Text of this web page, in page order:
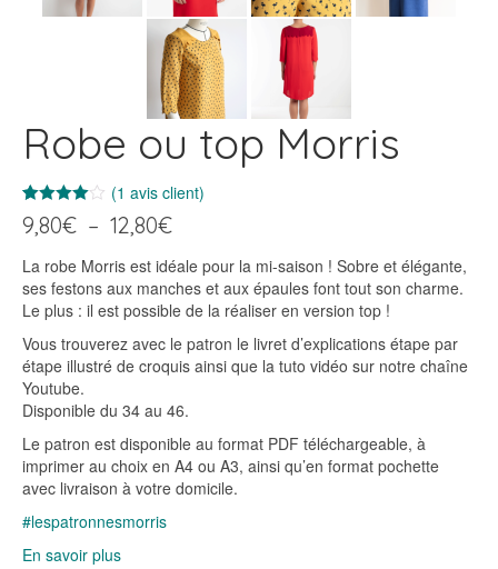
Robe ou top Morris
Noté4.00
sur 5
sur
1
client
(1 avis client)
9,80€ – 12,80€Plage
prix :
9,80€
à
12,80€
La robe Morris est idéale pour la mi-saison ! Sobre et élégante,
ses festons aux manches et aux épaules font tout son charme.
Le plus : il est possible de la réaliser en version top !
Vous trouverez avec le patron le livret d’explications étape par
étape illustré de croquis ainsi que la tuto vidéo sur notre chaîne
Youtube.
Disponible du 34 au 46.
Le patron est disponible au format PDF téléchargeable, à
imprimer au choix en A4 ou A3, ainsi qu’en format pochette
avec livraison à votre domicile.
#lespatronnesmorris
En savoir plus